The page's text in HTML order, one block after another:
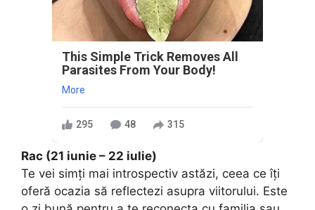
This Simple Trick Removes All
Parasites From Your Body!
More
295 48 315
Rac (21 iunie – 22 iulie)
Te vei simți mai introspectiv astăzi, ceea ce îți
oferă ocazia să reflectezi asupra viitorului. Este